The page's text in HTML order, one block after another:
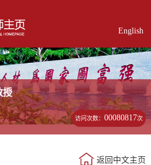
English
授
访问次数：00080817次
返回中文主页